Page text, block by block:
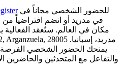
للحضور الشخصي مجاناً في
يمنحك الحضور الشخصي الفرصة
والتفاعل مع المتحدثين